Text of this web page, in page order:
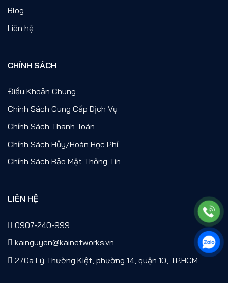
Blog
Liên hệ
CHÍNH SÁCH
Điều Khoản Chung
Chính Sách Cung Cấp Dịch Vụ
Chính Sách Thanh Toán
Chính Sách Hủy/Hoàn Học Phí
Chính Sách Bảo Mật Thông Tin
LIÊN HỆ
0907-240-999
kainguyen@kainetworks.vn
270a Lý Thường Kiệt, phường 14, quận 10, TP.HCM